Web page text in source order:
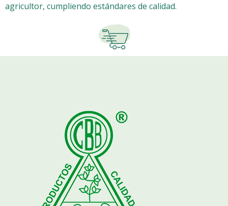
agricultor, cumpliendo estándares de calidad.